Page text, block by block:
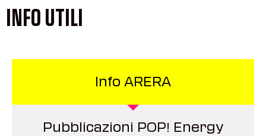
INFO UTILI
Info ARERA
Pubblicazioni POP! Energy